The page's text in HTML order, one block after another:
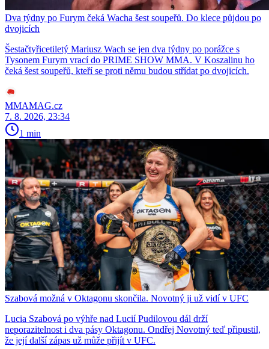
Dva týdny po Furym čeká Wacha šest soupeřů. Do klece půjdou po
dvojicích
Šestačtyřicetiletý Mariusz Wach se jen dva týdny po porážce s
Tysonem Furym vrací do PRIME SHOW MMA. V Koszalinu ho
čeká šest soupeřů, kteří se proti němu budou střídat po dvojicích.
MMAMAG.cz
7. 8. 2026, 23:34
1 min
Szabová možná v Oktagonu skončila. Novotný ji už vidí v UFC
Lucia Szabová po výhře nad Lucií Pudilovou dál drží
neporazitelnost i dva pásy Oktagonu. Ondřej Novotný teď připustil,
že její další zápas už může přijít v UFC.